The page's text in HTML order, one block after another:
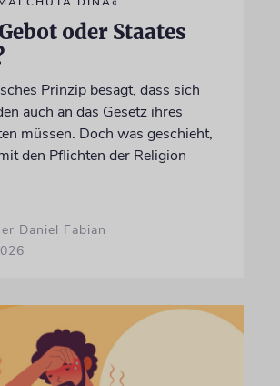
oder Staates
Prinzip besagt, dass sich
auch an das Gesetz ihres
müssen. Doch was geschieht,
den Pflichten der Religion
Daniel Fabian